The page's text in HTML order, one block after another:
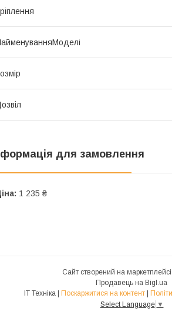
для замовлення
1 235 ₴
Сайт створений на маркетплейсі
Продавець на Bigl.ua
IT Техніка | Поскаржитися на контент |
Select Language ▼